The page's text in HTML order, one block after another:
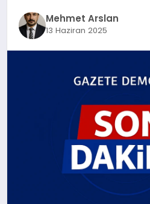
SAĞLIKMehmet Arslan
13 Haziran 2025